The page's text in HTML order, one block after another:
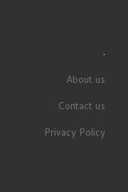
.
About us
Contact us
Privacy Policy